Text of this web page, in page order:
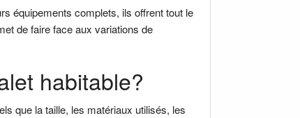
équipements complets, ils offrent tout le
de faire face aux variations de
habitable?
que la taille, les matériaux utilisés, les